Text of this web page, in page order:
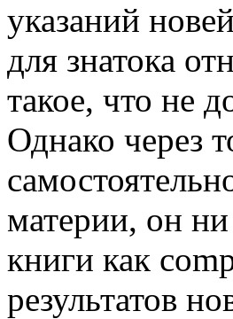
указаний
для знатока
такое, что не
Однако через
материи, он ни
книги как
результатов